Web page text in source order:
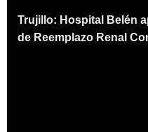
Trujillo: Hospital Belén
de Reemplazo Renal